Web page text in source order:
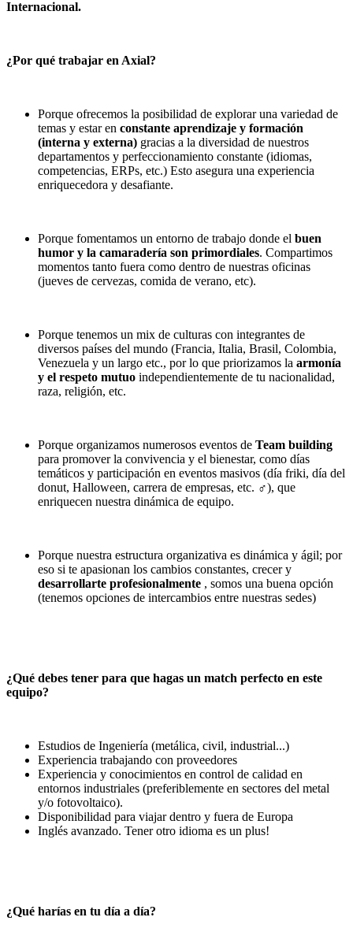
Internacional.
¿Por qué trabajar en Axial?
Porque ofrecemos la posibilidad de explorar una variedad de
temas y estar en constante aprendizaje y formación
(interna y externa) gracias a la diversidad de nuestros
departamentos y perfeccionamiento constante (idiomas,
competencias, ERPs, etc.) Esto asegura una experiencia
enriquecedora y desafiante.
Porque fomentamos un entorno de trabajo donde el buen
humor y la camaradería son primordiales. Compartimos
momentos tanto fuera como dentro de nuestras oficinas
(jueves de cervezas, comida de verano, etc).
Porque tenemos un mix de culturas con integrantes de
diversos países del mundo (Francia, Italia, Brasil, Colombia,
Venezuela y un largo etc., por lo que priorizamos la armonía
y el respeto mutuo independientemente de tu nacionalidad,
raza, religión, etc.
Porque organizamos numerosos eventos de Team building
para promover la convivencia y el bienestar, como días
temáticos y participación en eventos masivos (día friki, día del
donut, Halloween, carrera de empresas, etc. ‍♂), que
enriquecen nuestra dinámica de equipo.
Porque nuestra estructura organizativa es dinámica y ágil; por
eso si te apasionan los cambios constantes, crecer y
desarrollarte profesionalmente , somos una buena opción
(tenemos opciones de intercambios entre nuestras sedes)
¿Qué debes tener para que hagas un match perfecto en este
equipo?
Estudios de Ingeniería (metálica, civil, industrial...)
Experiencia trabajando con proveedores
Experiencia y conocimientos en control de calidad en
entornos industriales (preferiblemente en sectores del metal
y/o fotovoltaico).
Disponibilidad para viajar dentro y fuera de Europa
Inglés avanzado. Tener otro idioma es un plus!
¿Qué harías en tu día a día?